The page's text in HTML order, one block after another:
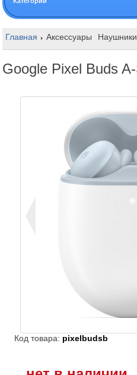
Главная Аксессуары
Google Pixel Buds
Код товара: pixelbudsb